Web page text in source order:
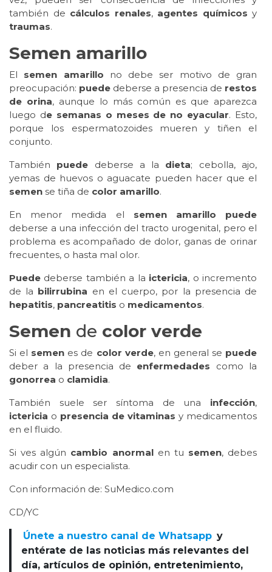
también de cálculos renales, agentes químicos y
traumas.
Semen amarillo
El semen amarillo no debe ser motivo de gran
preocupación: puede deberse a presencia de restos
de orina, aunque lo más común es que aparezca
luego de semanas o meses de no eyacular. Esto,
porque los espermatozoides mueren y tiñen el
conjunto.
También puede deberse a la dieta; cebolla, ajo,
yemas de huevos o aguacate pueden hacer que el
semen se tiña de color amarillo.
En menor medida el semen amarillo puede
deberse a una infección del tracto urogenital, pero el
problema es acompañado de dolor, ganas de orinar
frecuentes, o hasta mal olor.
Puede deberse también a la ictericia, o incremento
de la bilirrubina en el cuerpo, por la presencia de
hepatitis, pancreatitis o medicamentos.
Semen de color verde
Si el semen es de color verde, en general se puede
deber a la presencia de enfermedades como la
gonorrea o clamidia.
También suele ser síntoma de una infección,
ictericia o presencia de vitaminas y medicamentos
en el fluido.
Si ves algún cambio anormalen tu semen, debes
acudir con un especialista.
Con información de: SuMedico.com
CD/YC
Únete a nuestro canal de Whatsapp y
entérate de las noticias más relevantes del
día, artículos de opinión, entretenimiento,